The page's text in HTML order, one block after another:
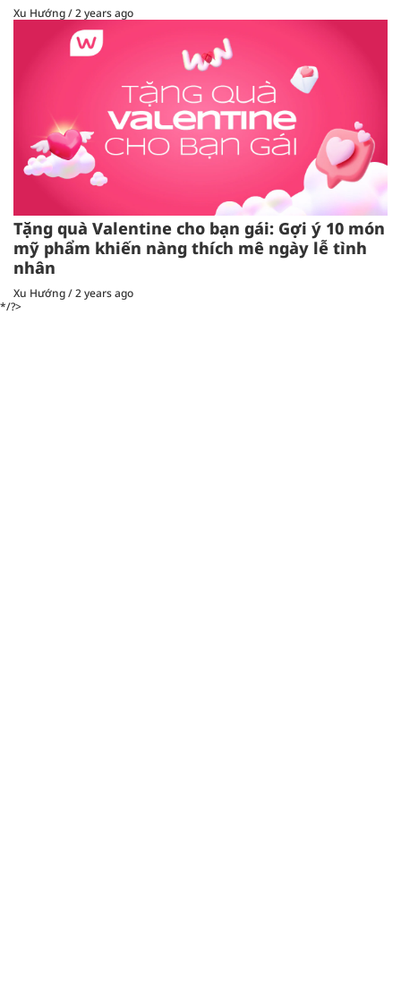
Xu Hướng/2 years ago
Tặng quà Valentine cho bạn gái: Gợi ý 10 món
mỹ phẩm khiến nàng thích mê ngày lễ tình
nhân
Xu Hướng/2 years ago
*/?>